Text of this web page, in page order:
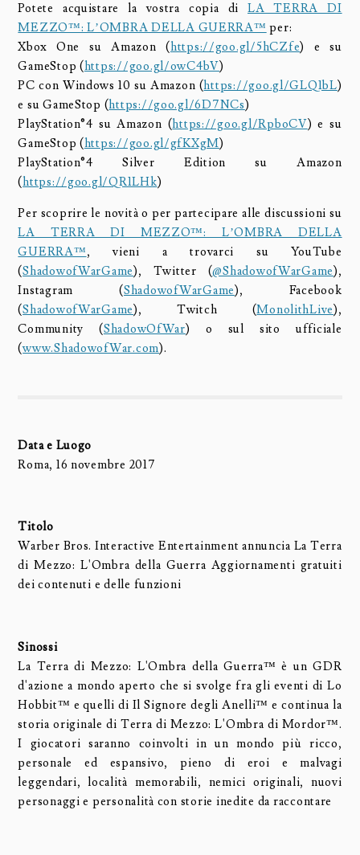
Potete acquistare la vostra copia diLA TERRA DI
MEZZO™: L’OMBRA DELLA GUERRA™ per:
Xbox One su Amazon (https://goo.gl/5hCZfe) e su
GameStop (https://goo.gl/owC4bV)
PC con Windows 10 su Amazon (https://goo.gl/GLQ1bL)
e su GameStop (https://goo.gl/6D7NCs)
PlayStation®4 su Amazon (https://goo.gl/RpboCV) e su
GameStop (https://goo.gl/gfKXgM)
PlayStation®4 Silver Edition su Amazon
(https://goo.gl/QR1LHk)
Per scoprire le novità o per partecipare alle discussioni su
LA TERRA DI MEZZO™: L’OMBRA DELLA
GUERRA™, vieni a trovarci su YouTube
(ShadowofWarGame), Twitter (@ShadowofWarGame),
Instagram (ShadowofWarGame), Facebook
(ShadowofWarGame), Twitch (MonolithLive),
Community (ShadowOfWar) o sul sito ufficiale
(www.ShadowofWar.com).
Data e Luogo
Roma, 16 novembre 2017
Titolo
Warber Bros. Interactive Entertainment annuncia La Terra
di Mezzo: L'Ombra della Guerra Aggiornamenti gratuiti
dei contenuti e delle funzioni
Sinossi
La Terra di Mezzo: L'Ombra della Guerra™ è un GDR
d'azione a mondo aperto che si svolge fra gli eventi di Lo
Hobbit™ e quelli di Il Signore degli Anelli™ e continua la
storia originale di Terra di Mezzo: L'Ombra di Mordor™.
I giocatori saranno coinvolti in un mondo più ricco,
personale ed espansivo, pieno di eroi e malvagi
leggendari, località memorabili, nemici originali, nuovi
personaggi e personalità con storie inedite da raccontare